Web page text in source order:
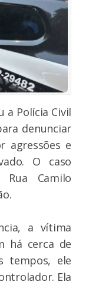
a Polícia Civil
denunciar
agressões e
O caso
Camilo
a vítima
há cerca de
tempos, ele
Ela